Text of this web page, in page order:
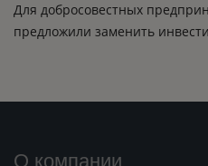
Для добросовестных
предложили заменить
О компании